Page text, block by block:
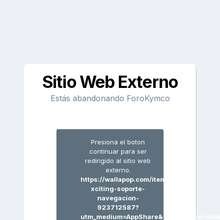
Sitio Web Externo
Estás abandonando ForoKymco
Presiona el boton
continuar para ser
redirigido al sitio web
externo.
https://wallapop.com/item/kymco-
xciting-soporte-
navegacion-
923712587?